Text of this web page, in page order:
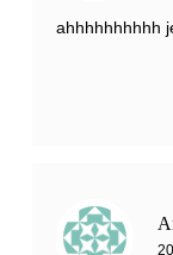
ahhhhhhhhhh